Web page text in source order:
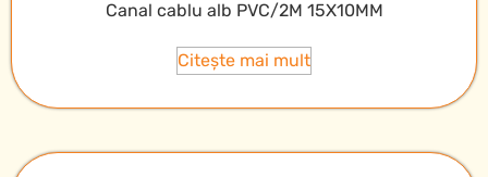
Canal cablu alb PVC/2M 15X10MM
Citește mai mult